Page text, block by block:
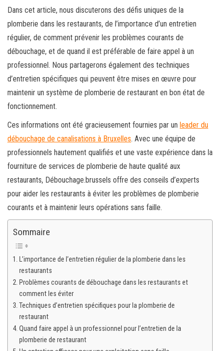
Dans cet article, nous discuterons des défis uniques de la
plomberie dans les restaurants, de l’importance d’un entretien
régulier, de comment prévenir les problèmes courants de
débouchage, et de quand il est préférable de faire appel à un
professionnel. Nous partagerons également des techniques
d’entretien spécifiques qui peuvent être mises en œuvre pour
maintenir un système de plomberie de restaurant en bon état de
fonctionnement.
Ces informations ont été gracieusement fournies par un leader du
débouchage de canalisations à Bruxelles. Avec une équipe de
professionnels hautement qualifiés et une vaste expérience dans la
fourniture de services de plomberie de haute qualité aux
restaurants, Débouchage.brussels offre des conseils d’experts
pour aider les restaurants à éviter les problèmes de plomberie
courants et à maintenir leurs opérations sans faille.
Sommaire
L’importance de l’entretien régulier de la plomberie dans les
restaurants
Problèmes courants de débouchage dans les restaurants et
comment les éviter
Techniques d’entretien spécifiques pour la plomberie de
restaurant
Quand faire appel à un professionnel pour l’entretien de la
plomberie de restaurant